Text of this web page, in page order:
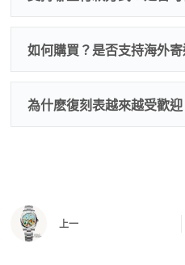
度、錶帶等部位是否完
是否有異音，再根據款
給您確認，確定沒有
以找我們搭配，選擇原
如是鋼帶手錶會贈送拆
注：部分原裝盒子需要
交易方
如何購買？是否支持海外寄
為什麽復刻表越來越受歡迎
：以原裝
同外觀與佩戴質感。
上一